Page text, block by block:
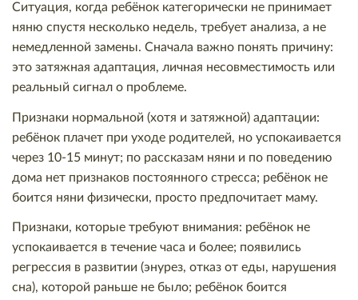
Ситуация, когда ребёнок категорически не принимает
няню спустя несколько недель, требует анализа, а не
немедленной замены. Сначала важно понять причину:
это затяжная адаптация, личная несовместимость или
реальный сигнал о проблеме.
Признаки нормальной (хотя и затяжной) адаптации:
ребёнок плачет при уходе родителей, но успокаивается
через 10-15 минут; по рассказам няни и по поведению
дома нет признаков постоянного стресса; ребёнок не
боится няни физически, просто предпочитает маму.
Признаки, которые требуют внимания: ребёнок не
успокаивается в течение часа и более; появились
регрессия в развитии (энурез, отказ от еды, нарушения
сна), которой раньше не было; ребёнок боится